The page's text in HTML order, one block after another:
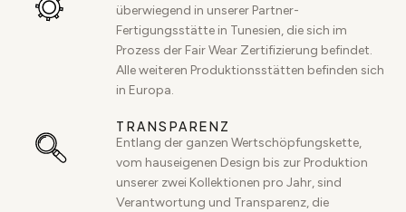
überwiegend in unserer Partner-
Fertigungsstätte in Tunesien, die sich im
Prozess der Fair Wear Zertifizierung befindet.
Alle weiteren Produktionsstätten befinden sich
in Europa.
TRANSPARENZ
Entlang der ganzen Wertschöpfungskette,
vom hauseigenen Design bis zur Produktion
unserer zwei Kollektionen pro Jahr, sind
Verantwortung und Transparenz, die